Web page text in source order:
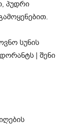
პუდრი